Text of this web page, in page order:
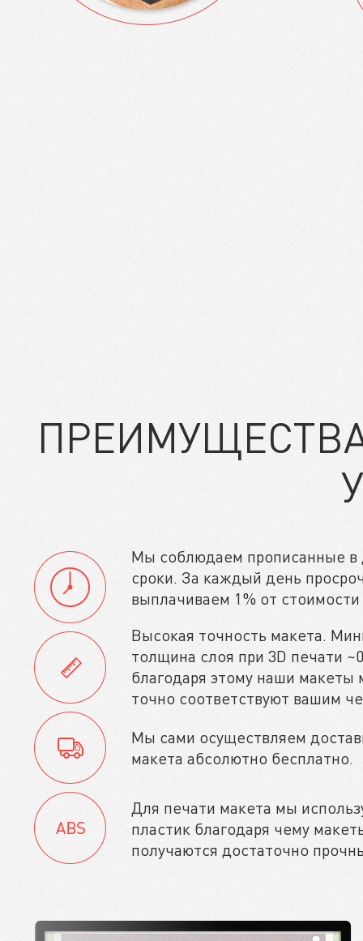
Мы соблюдаем прописанные в
сроки. За каждый день
выплачиваем 1% от
Высокая точность макета.
толщина слоя при 3D печати
благодаря этому наши макеты
точно соответствуют вашим
Мы сами осуществляем
макета абсолютно бесплатно.
Для печати макета мы
пластик благодаря чему
получаются достаточно